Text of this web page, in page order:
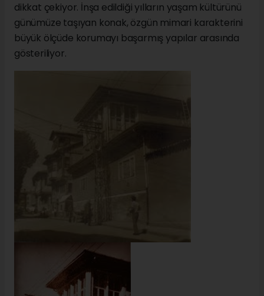
dikkat çekiyor. İnşa edildiği yılların yaşam kültürünü
günümüze taşıyan konak, özgün mimari karakterini
büyük ölçüde korumayı başarmış yapılar arasında
gösteriliyor.